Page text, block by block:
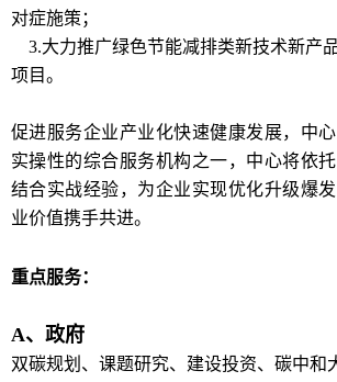
对症施策；
3.大力推广绿色节能减排类新技术新产
项目。
促进服务企业产业化快速健康发展，中
实操性的综合服务机构之一，中心将依托
结合实战经验，为企业实现优化升级爆
业价值携手共进。
重点服务：
A、政府
双碳规划、课题研究、建设投资、碳中和